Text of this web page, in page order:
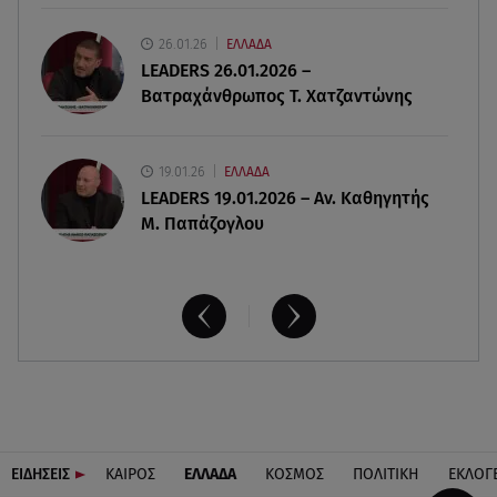
Γουδή: Γυναίκα έπεσε από τον 5ο όροφο
πολυκατοικίας26.01.26 ΕΛΛΑΔΑ
LEADERS 26.01.2026 –
Βατραχάνθρωπος Τ. Χατζαντώνης
19.01.26 ΕΛΛΑΔΑ
LEADERS 19.01.2026 – Αν. Καθηγητής
Μ. Παπάζογλου
ΕΙΔΗΣΕΙΣ ΚΑΙΡΟΣ ΕΛΛΑΔΑ ΚΟΣΜΟΣ ΠΟΛΙΤΙΚΗ